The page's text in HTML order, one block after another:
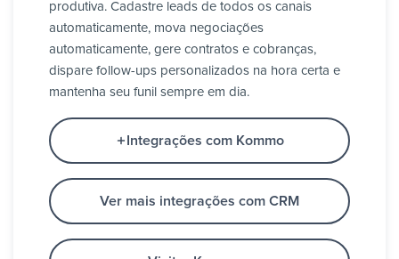
produtiva. Cadastre leads de todos os canais
automaticamente, mova negociações
automaticamente, gere contratos e cobranças,
dispare follow-ups personalizados na hora certa e
mantenha seu funil sempre em dia.
Integrações com Kommo
Ver mais integrações com CRM